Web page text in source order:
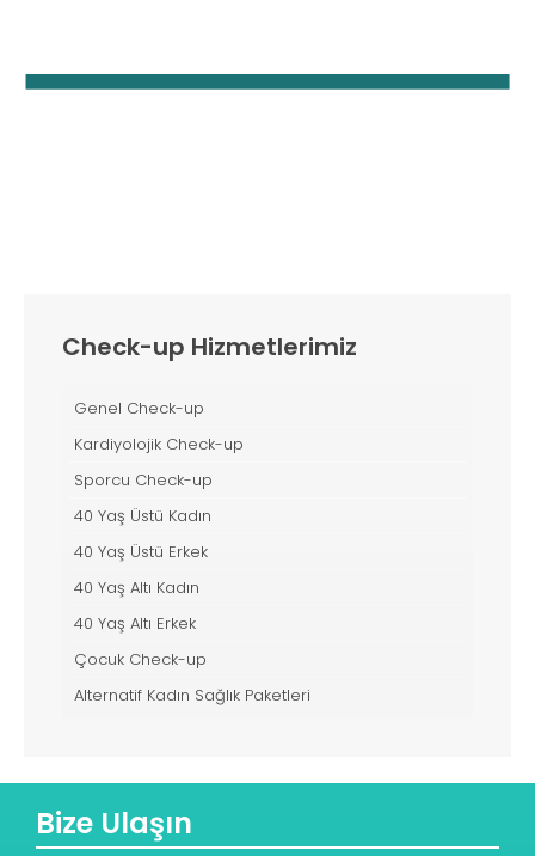
Check-up Hizmetlerimiz
Genel Check-up
Kardiyolojik Check-up
Sporcu Check-up
40 Yaş Üstü Kadın
40 Yaş Üstü Erkek
40 Yaş Altı Kadın
40 Yaş Altı Erkek
Çocuk Check-up
Alternatif Kadın Sağlık Paketleri
Bize Ulaşın